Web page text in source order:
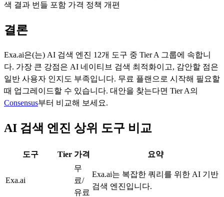
색 결과 번들 포함 가격 정책 개편
결론
Exa.ai은(는) AI 검색 엔진 12개 도구 중 TierA 그룹에 속합니
다. 가장 큰 강점은 AI 네이티브 검색 최적화이고, 감안할 점은
일반 사용자 인지도 부족입니다. 무료 플랜으로 시작해 필요할
때 업그레이드할 수 있습니다. 대안을 찾는다면 TierA의
Consensus부터 비교해 보세요.
AI 검색 엔진 상위 도구 비교
도구 Tier 가격 요약
Exa.ai
무
료/
유료
Exa.ai는 복잡한 쿼리를 위한 AI 기반
검색 엔진입니다.